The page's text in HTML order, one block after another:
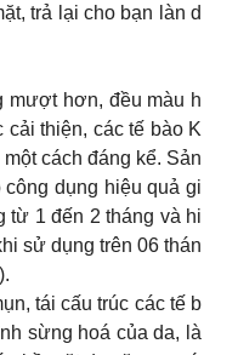
trả lại cho bạn làn d
mượt hơn, đều màu h
thiện, các tế bào K
cách đáng kể. Sản
dụng hiệu quả gi
từ 1 đến 2 tháng và hi
sử dụng trên 06 thán
tái cấu trúc các tế b
sừng hoá của da, là